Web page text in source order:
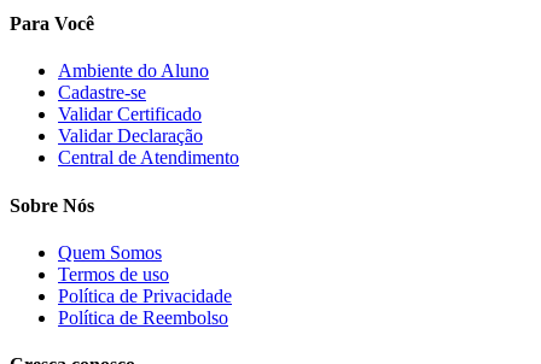
Para Você
Ambiente do Aluno
Cadastre-se
Validar Certificado
Validar Declaração
Central de Atendimento
Sobre Nós
Quem Somos
Termos de uso
Política de Privacidade
Política de Reembolso